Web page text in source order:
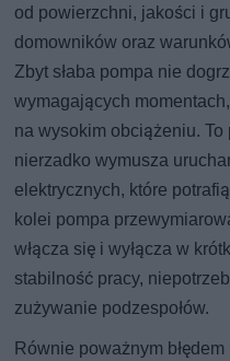
od powierzchni, jakości i
domowników oraz
Zbyt słaba pompa nie
wymagających
na wysokim obciążeniu.
nierzadko wymusza
elektrycznych, które
kolei pompa
włącza się i wyłącza w
stabilność pracy,
zużywanie podzespołów.
Równie poważnym